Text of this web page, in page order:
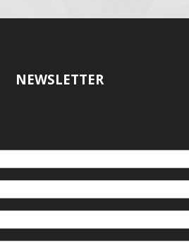
NEWSLETTER